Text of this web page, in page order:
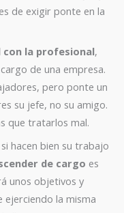
de exigir ponte en la
con la profesional,
de una empresa.
pero ponte un
su jefe, no su amigo.
que tratarlos mal.
hacen bien su trabajo
de cargo es
unos objetivos y
ejerciendo la misma